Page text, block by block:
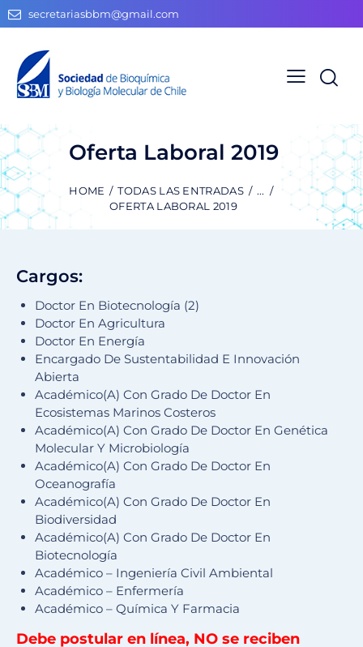
secretariasbbm@gmail.com
Oferta Laboral 2019
HOME TODAS LAS ENTRADAS
...
OFERTA LABORAL 2019
Cargos:
Doctor En Biotecnología (2)
Doctor En Agricultura
Doctor En Energía
Encargado De Sustentabilidad E Innovación
Abierta
Académico(A) Con Grado De Doctor En
Ecosistemas Marinos Costeros
Académico(A) Con Grado De Doctor En Genética
Molecular Y Microbiología
Académico(A) Con Grado De Doctor En
Oceanografía
Académico(A) Con Grado De Doctor En
Biodiversidad
Académico(A) Con Grado De Doctor En
Biotecnología
Académico – Ingeniería Civil Ambiental
Académico – Enfermería
Académico – Química Y Farmacia
Debe postular en línea, NO se reciben